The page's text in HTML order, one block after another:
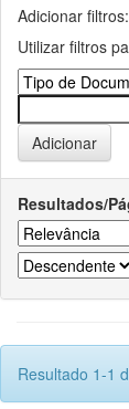
Adicionar filtros:
Utilizar filtros
Resultados/
Resultado 1-1